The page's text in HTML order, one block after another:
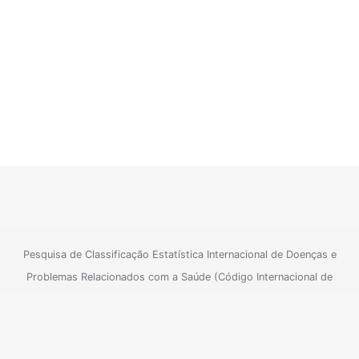
Pesquisa de Classificação Estatística Internacional de Doenças e
Problemas Relacionados com a Saúde (Código Internacional de